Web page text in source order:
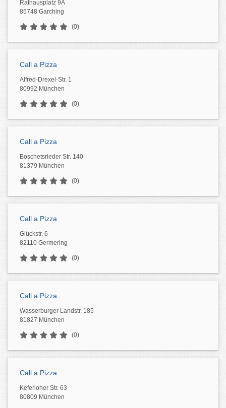
Rathausplatz 9A
85748 Garching
(0)
Call a Pizza
Alfred-Drexel-Str. 1
80992 München
(0)
Call a Pizza
Boschetsrieder Str. 140
81379 München
(0)
Call a Pizza
Glückstr. 6
82110 Germering
(0)
Call a Pizza
Wasserburger Landstr. 185
81827 München
(0)
Call a Pizza
Keferloher Str. 63
80809 München